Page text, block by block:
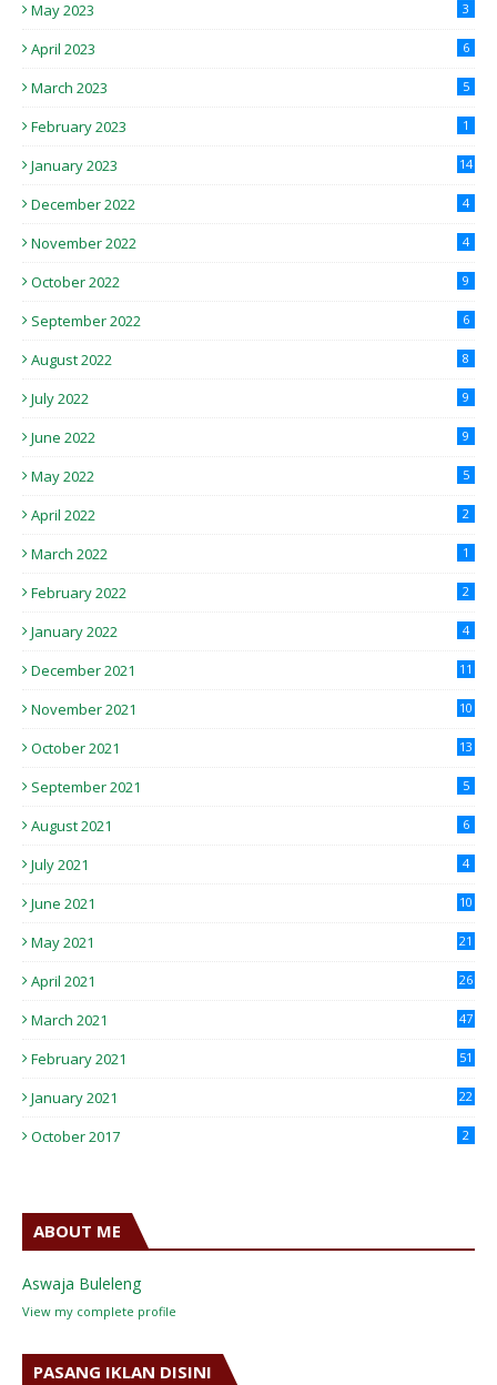
May 2023 3
April 2023 6
March 2023 5
February 2023 1
January 2023 14
December 2022 4
November 2022 4
October 2022 9
September 2022 6
August 2022 8
July 2022 9
June 2022 9
May 2022 5
April 2022 2
March 2022 1
February 2022 2
January 2022 4
December 2021 11
November 2021 10
October 2021 13
September 2021 5
August 2021 6
July 2021 4
June 2021 10
May 2021 21
April 2021 26
March 2021 47
February 2021 51
January 2021 22
October 2017 2
ABOUT ME
Aswaja Buleleng
View my complete profile
PASANG IKLAN DISINI